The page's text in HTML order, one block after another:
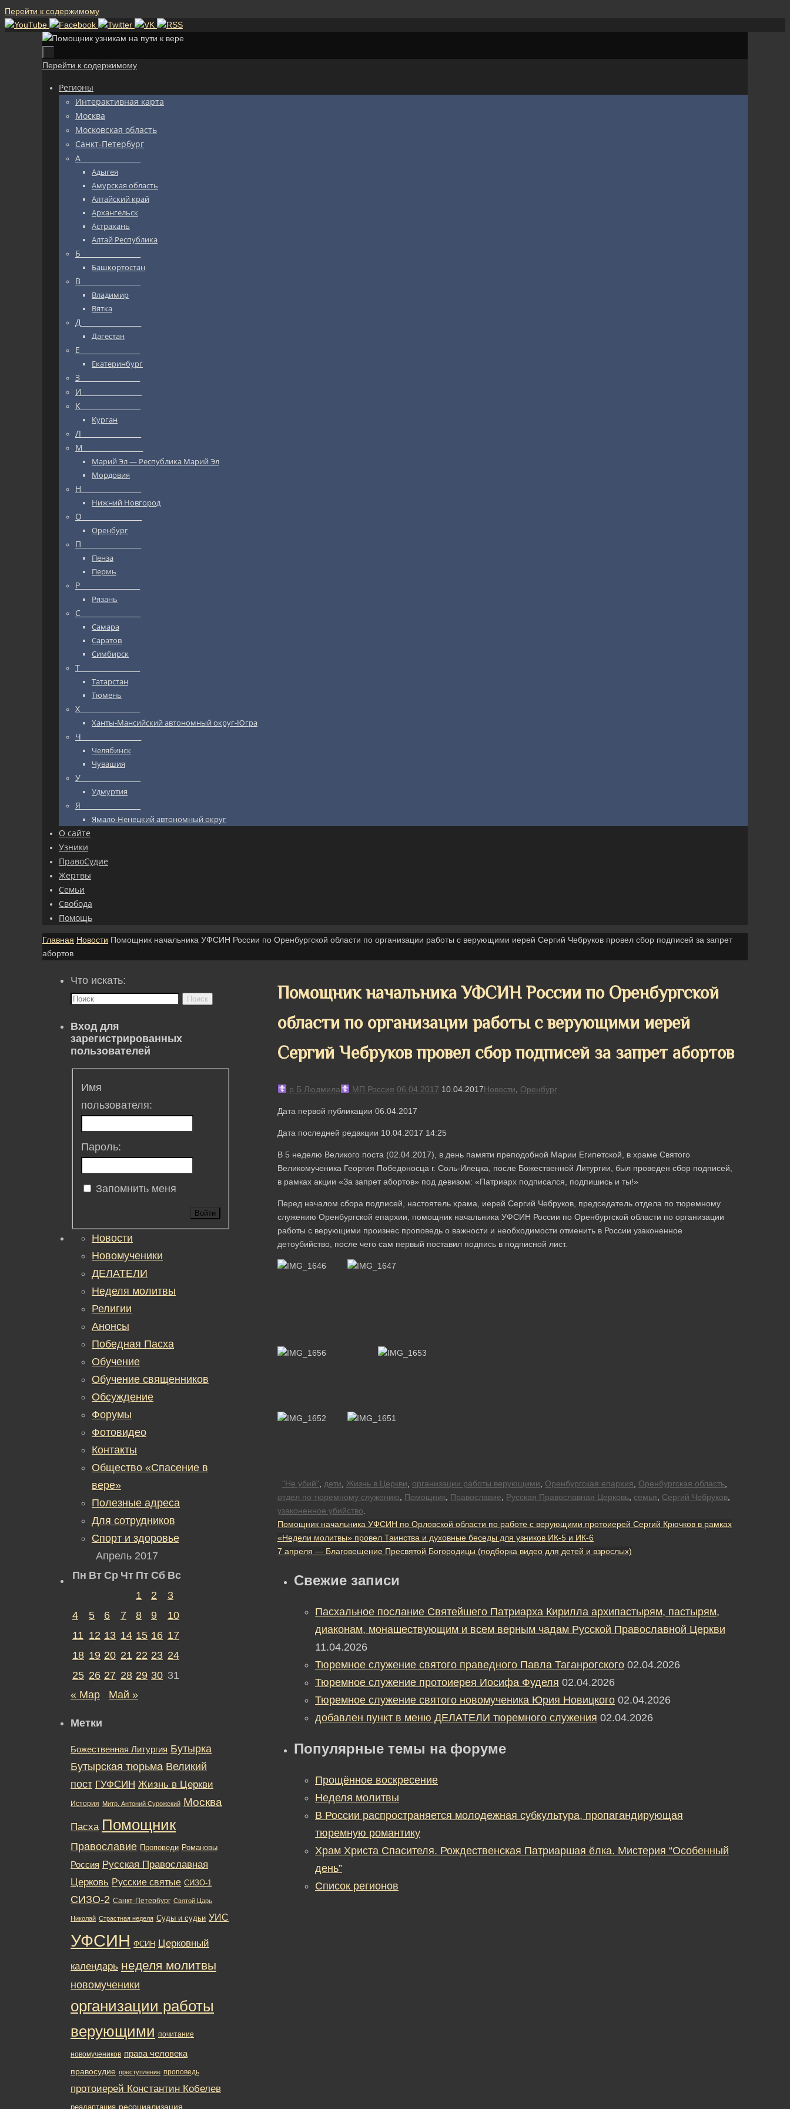
Перейти к содержимому
Перейти к содержимому
Регионы
Интерактивная карта
Москва
Московская область
Санкт-Петербург
А_________________
Адыгея
Амурская область
Алтайский край
Архангельск
Астрахань
Алтай Республика
Б_________________
Башкортостан
В_________________
Владимир
Вятка
Д_________________
Дагестан
Е_________________
Екатеринбург
З_________________
И_________________
К_________________
Курган
Л_________________
М_________________
Марий Эл — Республика Марий Эл
Мордовия
Н_________________
Нижний Новгород
О_________________
Оренбург
П_________________
Пенза
Пермь
Р_________________
Рязань
С_________________
Самара
Саратов
Симбирск
Т_________________
Татарстан
Тюмень
Х_________________
Ханты-Мансийский автономный округ-Югра
Ч_________________
Челябинск
Чувашия
У_________________
Удмуртия
Я_________________
Ямало-Ненецкий автономный округ
О сайте
Узники
ПравоСудие
Жертвы
Семьи
Свобода
Помощь
Главная Новости Помощник начальника УФСИН России по Оренбургской области по организации работы с верующими иерей Сергий Чебруков провел сбор подписей за запрет
абортов
Помощник начальника УФСИН России по Оренбургской
области по организации работы с верующими иерей
Сергий Чебруков провел сбор подписей за запрет абортов
р Б Людмила МП Россия 06.04.2017 10.04.2017Новости Оренбург
Дата первой публикации 06.04.2017
Дата последней редакции 10.04.2017 14:25
В 5 неделю Великого поста (02.04.2017), в день памяти преподобной Марии Египетской, в храме Святого
Великомученика Георгия Победоносца г. Соль-Илецка, после Божественной Литургии, был проведен сбор подписей,
в рамках акции «За запрет абортов» под девизом: «Патриарх подписался, подпишись и ты!»
Перед началом сбора подписей, настоятель храма, иерей Сергий Чебруков, председатель отдела по тюремному
служению Оренбургской епархии, помощник начальника УФСИН России по Оренбургской области по организации
работы с верующими произнес проповедь о важности и необходимости отменить в России узаконенное
детоубийство, после чего сам первый поставил подпись в подписной лист.
"Не убий" дети Жизнь в Церкви организации работы верующими Оренбургская епархия Оренбургская область
отдел по тюремному служению
Помощник Православие Русская Православная Церковь семья Сергий Чебруков
узаконенное убийство
Помощник начальника УФСИН по Орловской области по работе с верующими протоиерей Сергий Крючков в рамках
«Недели молитвы» провел Таинства и духовные беседы для узников ИК-5 и ИК-6
7 апреля — Благовещение Пресвятой Богородицы (подборка видео для детей и взрослых)
Свежие записи
Пасхальное послание Святейшего Патриарха Кирилла архипастырям, пастырям,
диаконам, монашествующим и всем верным чадам Русской Православной Церкви
11.04.2026
Тюремное служение святого праведного Павла Таганрогского 02.04.2026
Тюремное служение протоиерея Иосифа Фуделя 02.04.2026
Тюремное служение святого новомученика Юрия Новицкого 02.04.2026
добавлен пункт в меню ДЕЛАТЕЛИ тюремного служения 02.04.2026
Популярные темы на форуме
Прощённое воскресение
Неделя молитвы
В России распространяется молодежная субкультура, пропагандирующая
тюремную романтику
Храм Христа Спасителя. Рождественская Патриаршая ёлка. Мистерия “Особенный
день”
Список регионов
Что искать:
Поиск
Вход для
зарегистрированных
пользователей
Имя
пользователя:
Пароль:
Запомнить меня
Войти
Новости
Новомученики
ДЕЛАТЕЛИ
Неделя молитвы
Религии
Анонсы
Победная Пасха
Обучение
Обучение священников
Обсуждение
Форумы
Фотовидео
Контакты
Общество «Спасение в
вере»
Полезные адреса
Для сотрудников
Спорт и здоровье
Апрель 2017
Пн Вт Ср Чт Пт Сб Вс
1
2
3
4
5 6 7 8 9
10
11 12 13 14 15 16 17
18 19 20 21 22 23 24
25 26 27 28 29 30 31
« Мар
Май »
Метки
Божественная Литургия Бутырка
Бутырская тюрьма Великий
пост ГУФСИН Жизнь в Церкви
История Митр. Антоний Сурожский Москва
Пасха Помощник
Православие Проповеди Романовы
Россия Русская Православная
Церковь Русские святые СИЗО-1
СИЗО-2 Санкт-Петербург Святой Царь
Николай Страстная неделя Суды и судьи УИС
УФСИН ФСИН Церковный
календарь неделя молитвы
новомученики
организации работы
верующими почитание
новомучеников права человека
правосудие преступление проповедь
протоиерей Константин Кобелев
реадаптация ресоциализация